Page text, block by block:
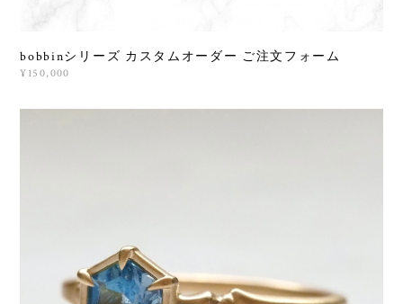
bobbinシリーズ カスタムオーダー ご注文フォーム
¥150,000